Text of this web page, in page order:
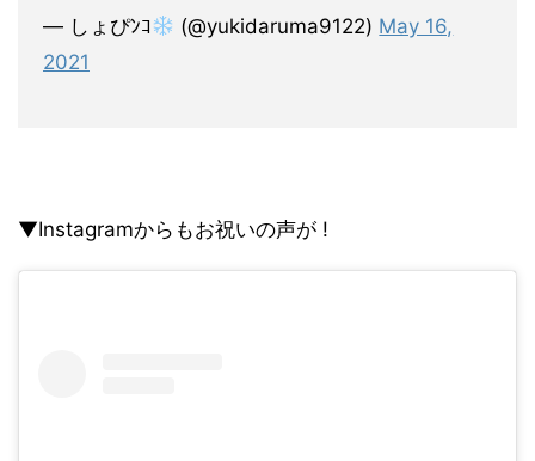
— しょぴﾝｺ (@yukidaruma9122) May 16,
2021
▼Instagramからもお祝いの声が !